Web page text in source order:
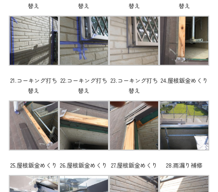
替え
替え
替え
替え
21.コーキング打ち
替え
22.コーキング打ち
替え
23.コーキング打ち
替え
24.屋根鈑金めくり
25.屋根鈑金めくり 26.屋根鈑金めくり 27.屋根鈑金めくり 28.雨漏り補修